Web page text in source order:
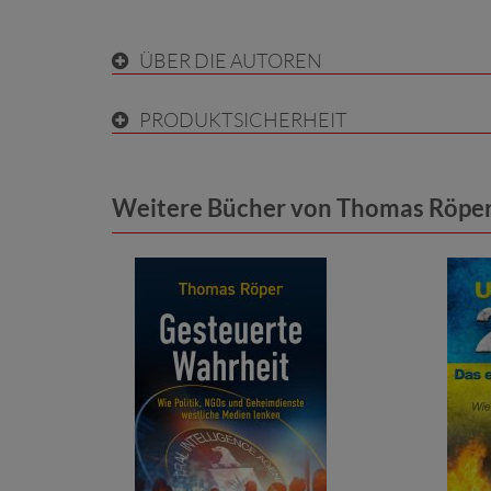
ÜBER DIE AUTOREN
PRODUKTSICHERHEIT
Weitere Bücher von Thomas